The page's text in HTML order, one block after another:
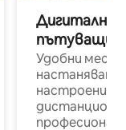
Дигитални
пътуващи
Удобни
настаняване
настроени и